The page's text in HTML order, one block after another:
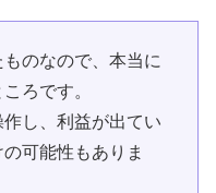
のなので、本当に
ろです。
し、利益が出てい
可能性もありま